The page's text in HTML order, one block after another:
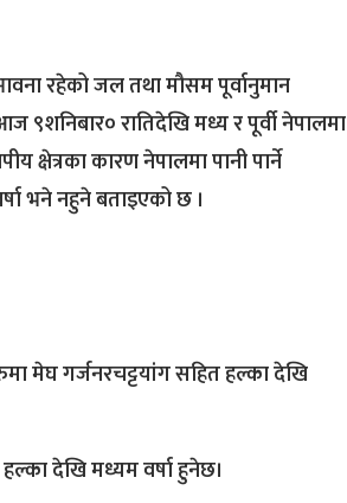
रहेको जल तथा मौसम पूर्वानुमान
९शनिबार० रातिदेखि मध्य र पूर्वी नेपालमा
क्षेत्रका कारण नेपालमा पानी पार्ने
भने नहुने बताइएको छ ।
मेघ गर्जनरचट्टयांग सहित हल्का देखि
देखि मध्यम वर्षा हुनेछ।